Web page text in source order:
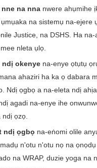
na nnanwere ahụmihe
na sistemụ na-ejere
Justice, na DSHS. Ha na-
nleta ụlọ.
ndị okenyena-enye ọtụtụ
ahaziri ha ka ọ dabara
Ndị ọgbọ a na-eleta ndị
agadi na-enye ihe
ọzọ.
ndị ọgbọ na-eṅomi olile
n'otu n'otu nọ na ọnọdụ
na WRAP, duzie yoga na